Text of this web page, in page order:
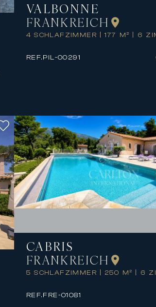
VALBONNE
FRANKREICH
4 SCHLAFZIMMER 177 M² 6
REF.PIL-00291
CABRIS
FRANKREICH
5 SCHLAFZIMMER 250 M² 6
REF.FRE-01081